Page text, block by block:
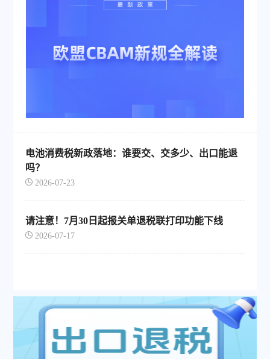
电池消费税新政落地：谁要交、交多少、出口能退
吗？
2026-07-23
请注意！7月30日起报关单退税联打印功能下线
2026-07-17